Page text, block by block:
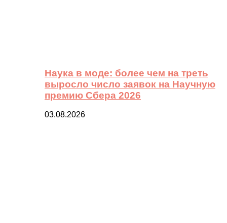
Наука в моде: более чем на треть
выросло число заявок на Научную
премию Сбера 2026
03.08.2026